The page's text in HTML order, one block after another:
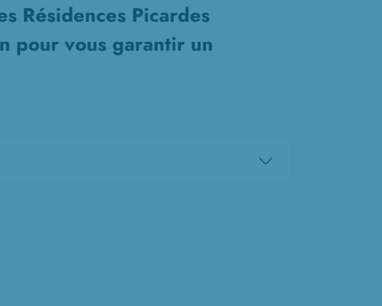
Résidences Picardes
pour vous garantir un